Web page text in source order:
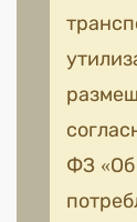
ФЗ «Об